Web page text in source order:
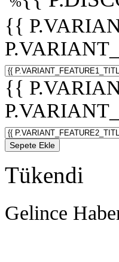
{{
{{
Sepete Ekle
Tükendi
Gelince